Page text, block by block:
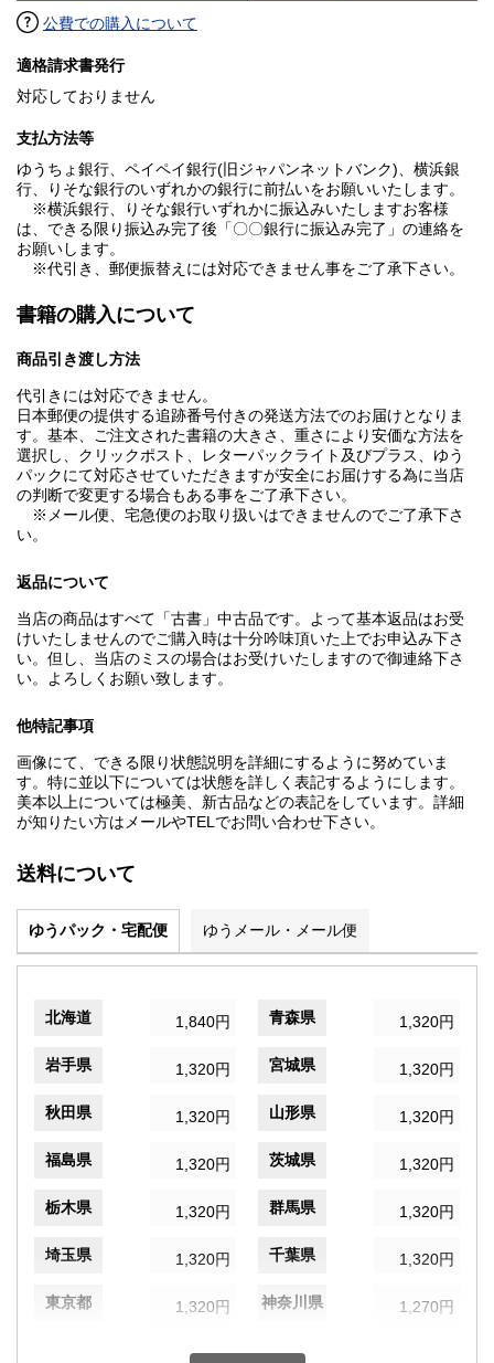
公費での購入について
適格請求書発行
対応しておりません
支払方法等
ゆうちょ銀行、ペイペイ銀行(旧ジャパンネットバンク)、横浜銀
行、りそな銀行のいずれかの銀行に前払いをお願いいたします。
※横浜銀行、りそな銀行いずれかに振込みいたしますお客様
は、できる限り振込み完了後「〇〇銀行に振込み完了」の連絡を
お願いします。
※代引き、郵便振替えには対応できません事をご了承下さい。
書籍の購入について
商品引き渡し方法
代引きには対応できません。
日本郵便の提供する追跡番号付きの発送方法でのお届けとなりま
す。基本、ご注文された書籍の大きさ、重さにより安価な方法を
選択し、クリックポスト、レターパックライト及びプラス、ゆう
パックにて対応させていただきますが安全にお届けする為に当店
の判断で変更する場合もある事をご了承下さい。
※メール便、宅急便のお取り扱いはできませんのでご了承下さ
い。
返品について
当店の商品はすべて「古書」中古品です。よって基本返品はお受
けいたしませんのでご購入時は十分吟味頂いた上でお申込み下さ
い。但し、当店のミスの場合はお受けいたしますので御連絡下さ
い。よろしくお願い致します。
他特記事項
画像にて、できる限り状態説明を詳細にするように努めていま
す。特に並以下については状態を詳しく表記するようにします。
美本以上については極美、新古品などの表記をしています。詳細
が知りたい方はメールやTELでお問い合わせ下さい。
送料について
ゆうパック・宅配便 ゆうメール・メール便
北海道 1,840円 青森県 1,320円
岩手県 1,320円 宮城県 1,320円
秋田県 1,320円 山形県 1,320円
福島県 1,320円 茨城県 1,320円
栃木県 1,320円 群馬県 1,320円
埼玉県 1,320円 千葉県 1,320円
東京都 1,320円 神奈川県 1,270円
1,320円 富山県